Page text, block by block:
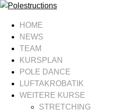
HOME
NEWS
TEAM
KURSPLAN
POLE DANCE
LUFTAKROBATIK
WEITERE KURSE
STRETCHING